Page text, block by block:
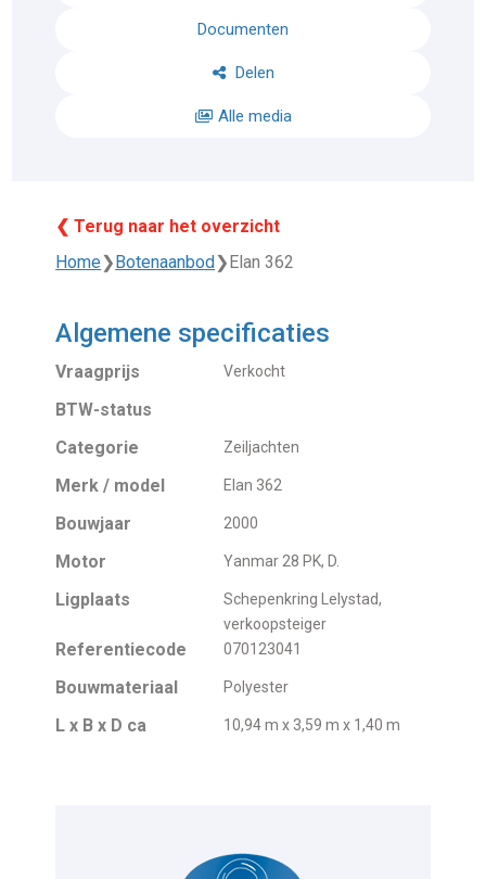
Documenten
Delen
Alle media
❮ Terug naar het overzicht
Home❯ Botenaanbod ❯ Elan 362
Algemene specificaties
Vraagprijs Verkocht
BTW-status
Categorie
Zeiljachten
Merk / model Elan 362
Bouwjaar 2000
Motor Yanmar 28 PK, D.
Ligplaats
Schepenkring Lelystad,
verkoopsteiger
Referentiecode 070123041
Bouwmateriaal Polyester
L x B x D ca 10,94 m x 3,59 m x 1,40 m